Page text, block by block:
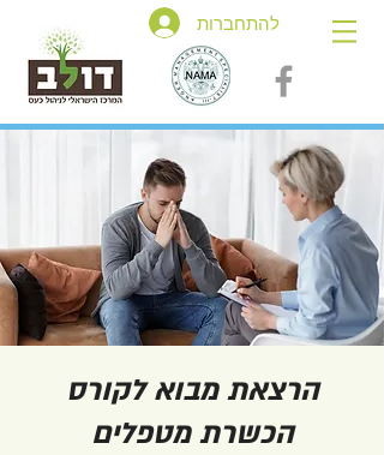
להתחברות
הרצאת מבוא לקורס
הכשרת מטפלים